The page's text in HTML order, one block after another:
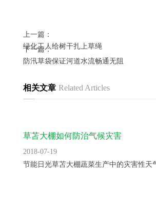
上一篇：
绿化工人给树干扎上草绳
下一篇：
防汛草袋保证河道水流畅通无阻
相关文章 Related Articles
草苫大棚如何防治气候灾害
2018-07-19
节能日光草苫大棚蔬菜生产中的灾害性天